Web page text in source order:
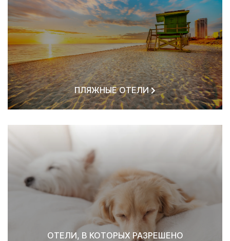
ПЛЯЖНЫЕ ОТЕЛИ
ОТЕЛИ, В КОТОРЫХ РАЗРЕШЕНО